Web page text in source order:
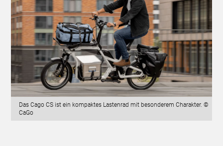
Das Cago CS ist ein kompaktes Lastenrad mit besonderem Charakter. ©
CaGo